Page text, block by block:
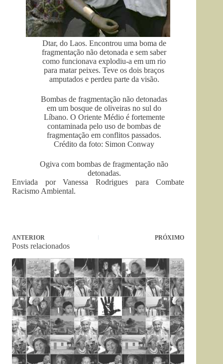
Dtar, do Laos. Encontrou uma boma de
fragmentação não detonada e sem saber
como funcionava explodiu-a em um rio
para matar peixes. Teve os dois braços
amputados e perdeu parte da visão.
Bombas de fragmentação não detonadas
em um bosque de oliveiras no sul do
Líbano. O Oriente Médio é fortemente
contaminada pelo uso de bombas de
fragmentação em conflitos passados.
Crédito da foto: Simon Conway
Ogiva com bombas de fragmentação não
detonadas.
Enviada por Vanessa Rodrigues para Combate
Racismo Ambiental.
ANTERIOR PRÓXIMO
Posts relacionados